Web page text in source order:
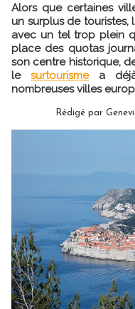
Alors que certaines
un surplus de touristes,
avec un tel trop plein
place des quotas
son centre historique,
lesurtourismea déjà
nombreuses villes
Rédigé par